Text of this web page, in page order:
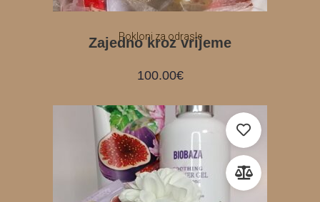
Pokloni za odrasle
Zajedno kroz vrijeme
100.00€